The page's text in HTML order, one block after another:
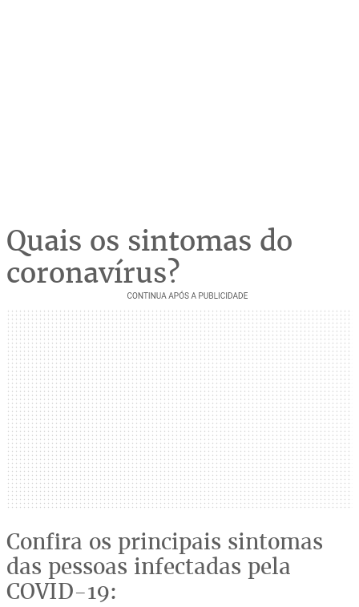
Quais os sintomas do
coronavírus?
Confira os principais sintomas
das pessoas infectadas pela
COVID-19: